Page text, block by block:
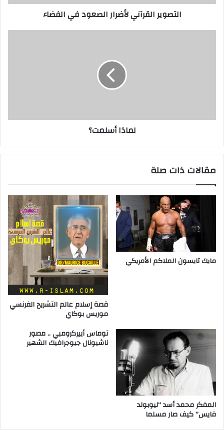
التصوير القرآني لأضرار الصعود في الفضاء
لماذا أسلمت؟
مقالات ذات صلة
مايك تايسون الملاكم الأمريكي
قصة إسلام عالم التشريح الفرنسي
موريس بوكاي
المفكر محمد أسد “ليوبولد
فايس” كيف صار مسلما
توماس أبيركرومبي .. مصور
ناشيونال جيوجرافيك الشهير